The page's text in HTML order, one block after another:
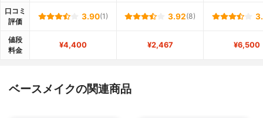
口コミ
評価
3.90(1) 3.92(8)
値段
料金
¥4,400 ¥2,467 ¥6,500
ベースメイクの関連商品